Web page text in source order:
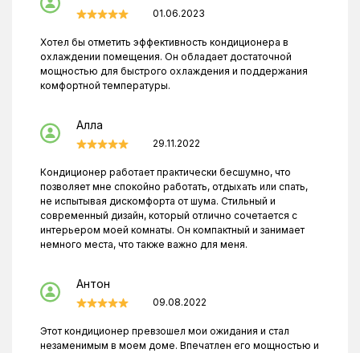
01.06.2023
Хотел бы отметить эффективность кондиционера в
охлаждении помещения. Он обладает достаточной
мощностью для быстрого охлаждения и поддержания
комфортной температуры.
Алла
29.11.2022
Кондиционер работает практически бесшумно, что
позволяет мне спокойно работать, отдыхать или спать,
не испытывая дискомфорта от шума. Стильный и
современный дизайн, который отлично сочетается с
интерьером моей комнаты. Он компактный и занимает
немного места, что также важно для меня.
Антон
09.08.2022
Этот кондиционер превзошел мои ожидания и стал
незаменимым в моем доме. Впечатлен его мощностью и